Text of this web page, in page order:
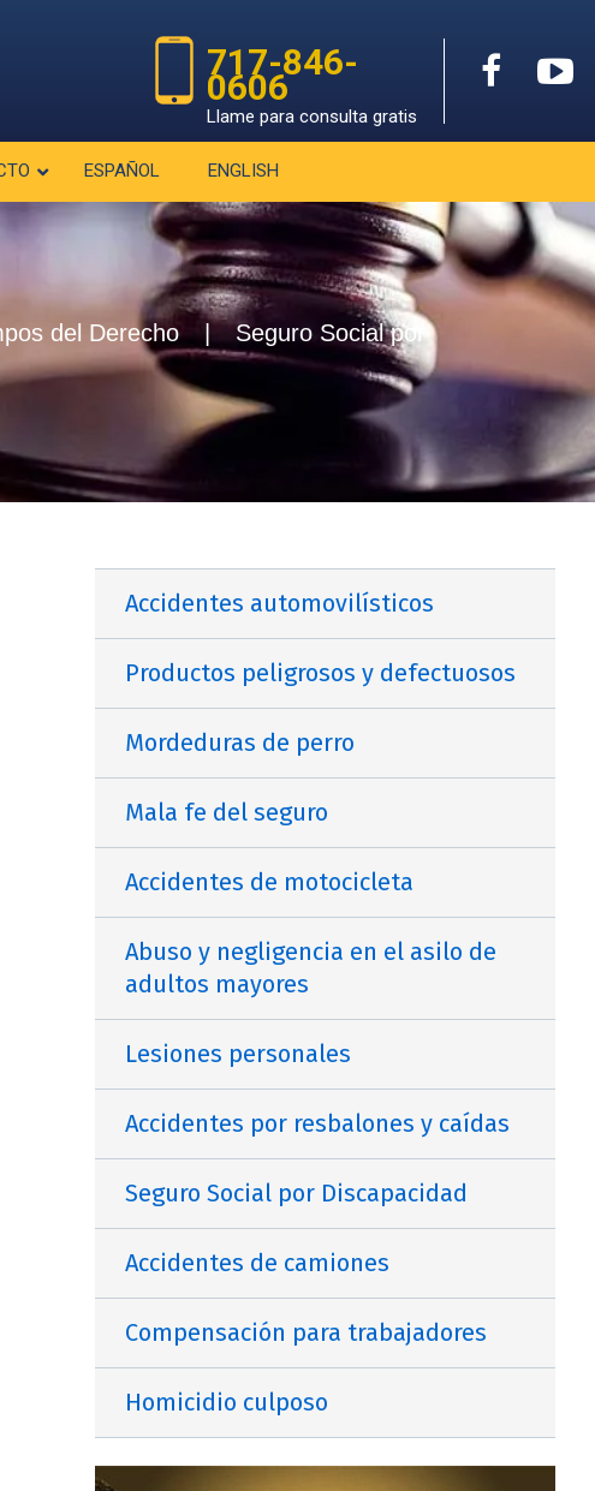
717-846-
0606
Llame para consulta gratis
ESPAÑOL ENGLISH
del Derecho |
Seguro Social por
Accidentes automovilísticos
Productos peligrosos y defectuosos
Mordeduras de perro
Mala fe del seguro
Accidentes de motocicleta
Abuso y negligencia en el asilo de
adultos mayores
Lesiones personales
Accidentes por resbalones y caídas
Seguro Social por Discapacidad
Accidentes de camiones
Compensación para trabajadores
Homicidio culposo